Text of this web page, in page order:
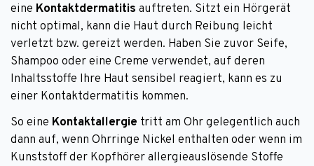
eine Kontaktdermatitis auftreten. Sitzt ein Hörgerät
nicht optimal, kann die Haut durch Reibung leicht
verletzt bzw. gereizt werden. Haben Sie zuvor Seife,
Shampoo oder eine Creme verwendet, auf deren
Inhaltsstoffe Ihre Haut sensibel reagiert, kann es zu
einer Kontaktdermatitis kommen.
So eine Kontaktallergie tritt am Ohr gelegentlich auch
dann auf, wenn Ohrringe Nickel enthalten oder wenn im
Kunststoff der Kopfhörer allergieauslösende Stoffe